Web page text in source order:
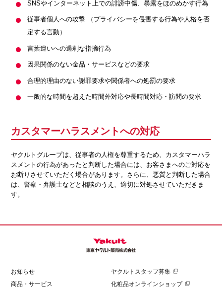
SNSやインターネット上での誹謗中傷、暴露をほのめかす行為
従事者個人への攻撃 （プライバシーを侵害する行為や人格を否
定する言動）
言葉遣いへの過剰な指摘行為
因果関係のない金品・サービスなどの要求
合理的理由のない謝罪要求や関係者への処罰の要求
一般的な時間を超えた時間外対応や長時間対応・訪問の要求
カスタマーハラスメントへの対応
ヤクルトグループは、従事者の人権を尊重するため、カスタマーハラ
スメントの行為があったと判断した場合には、お客さまへのご対応を
お断りさせていただく場合があります。さらに、悪質と判断した場合
は、警察・弁護士などと相談のうえ、適切に対処させていただきま
す。
お知らせ
商品・サービス
ヤクルトスタッフ募集
化粧品オンラインショップ